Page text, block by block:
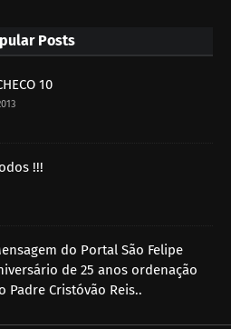
Posts
10
!!!
do Portal São Felipe
de 25 anos ordenação
Padre Cristóvão Reis..